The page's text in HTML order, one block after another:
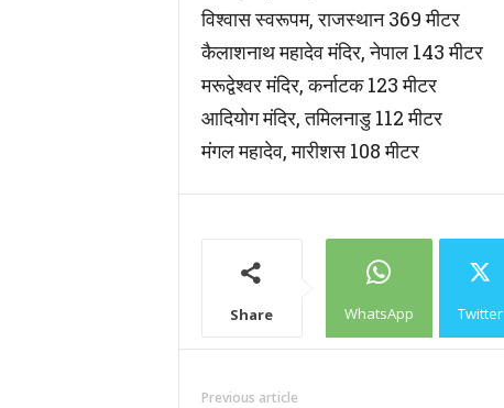
विश्वास स्वरूपम, राजस्थान 369 मीटर
कैलाशनाथ महादेव मंदिर, नेपाल 143 मीटर
मरूद्वेश्वर मंदिर, कर्नाटक 123 मीटर
आदियोग मंदिर, तमिलनाडु 112 मीटर
मंगल महादेव, मारीशस 108 मीटर
Share WhatsApp Twitter
Previous article